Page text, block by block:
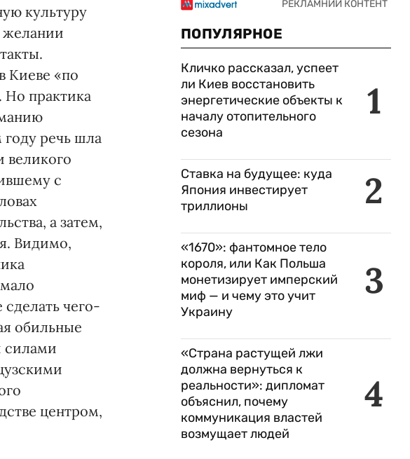
культуру
желании
Киеве «по
Но практика
речь шла
великого
с
а затем,
Видимо,
чего-
обильные
силами
центром,
ПОПУЛЯРНОЕ
1
Кличко рассказал, успеет
ли Киев восстановить
энергетические объекты к
началу отопительного
сезона
2
Ставка на будущее: куда
Япония инвестирует
триллионы
3
«1670»: фантомное тело
короля, или Как Польша
монетизирует имперский
миф — и чему это учит
Украину
4
«Страна растущей лжи
должна вернуться к
реальности»: дипломат
объяснил, почему
коммуникация властей
возмущает людей